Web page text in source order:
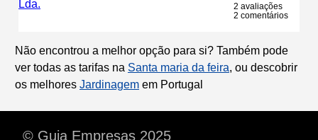
2 avaliações
2 comentários
Não encontrou a melhor opção para si? Também pode
ver todas as tarifas na Santa maria da feira, ou descobrir
os melhores Jardinagem em Portugal
© Guia Empresas 2025